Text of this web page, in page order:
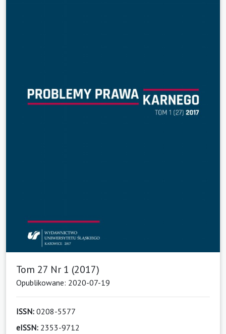
Tom 27 Nr 1 (2017)
Opublikowane: 2020-07-19
ISSN: 0208-5577
eISSN: 2353-9712